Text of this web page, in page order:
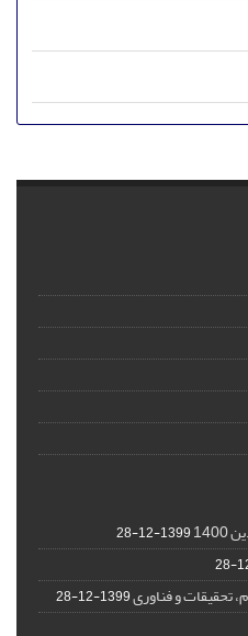
1399-12-28
تحقیقات و فناوری1399-12-28